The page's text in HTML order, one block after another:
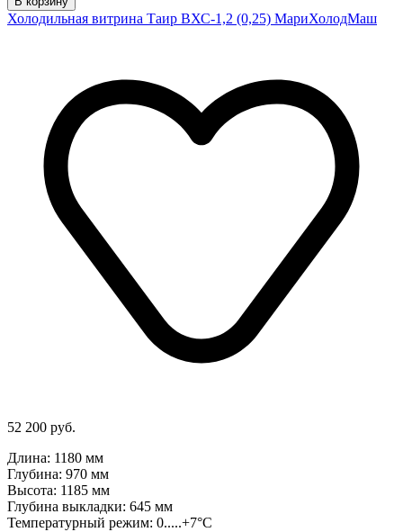
Холодильная витрина Таир ВХС-1,2 (0,25) МариХолодМаш
52 200 руб.
Длина: 1180 мм
Глубина: 970 мм
Высота: 1185 мм
Глубина выкладки: 645 мм
Температурный режим: 0.....+7°C